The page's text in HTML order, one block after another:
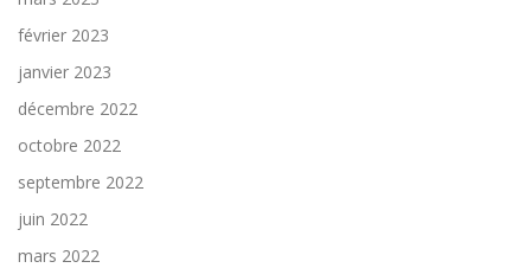
février 2023
janvier 2023
décembre 2022
octobre 2022
septembre 2022
juin 2022
mars 2022